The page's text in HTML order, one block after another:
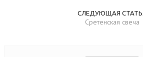
СЛЕДУЮЩАЯ
Сретенская свеча